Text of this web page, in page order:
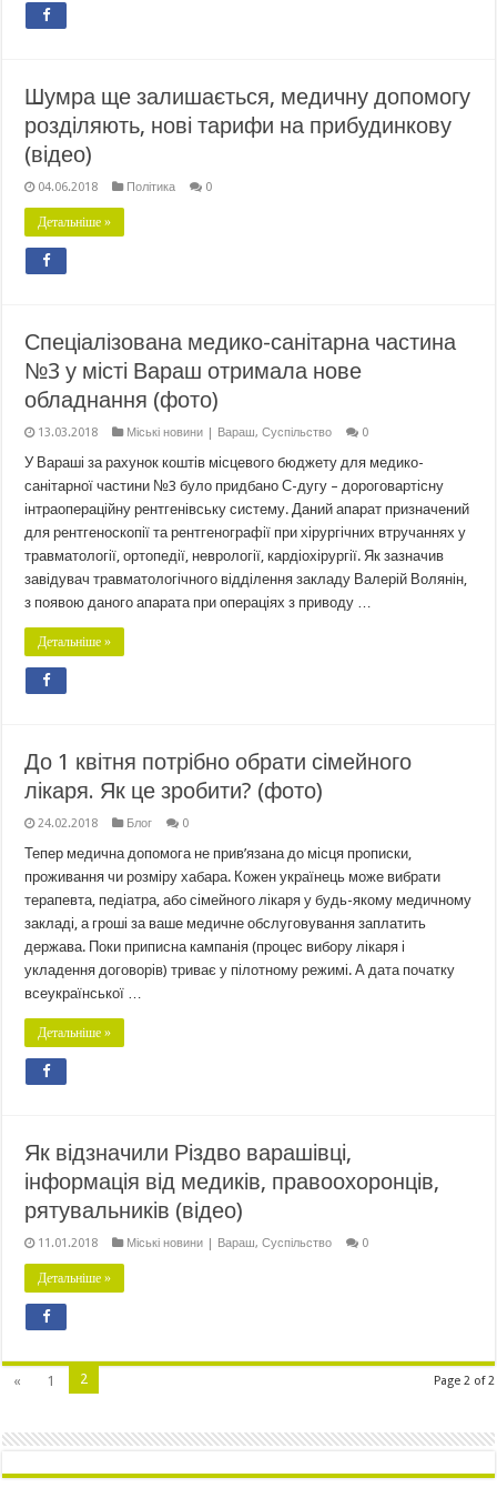
Шумра ще залишається, медичну допомогу
розділяють, нові тарифи на прибудинкову
(відео)
04.06.2018 Політика 0
Детальніше »
Спеціалізована медико-санітарна частина
№3 у місті Вараш отримала нове
обладнання (фото)
13.03.2018 Міські новини | Вараш,Суспільство 0
У Вараші за рахунок коштів місцевого бюджету для медико-
санітарної частини №3 було придбано С-дугу – дороговартісну
інтраопераційну рентгенівську систему. Даний апарат призначений
для рентгеноскопії та рентгенографії при хірургічних втручаннях у
травматології, ортопедії, неврології, кардіохірургії. Як зазначив
завідувач травматологічного відділення закладу Валерій Волянін,
з появою даного апарата при операціях з приводу …
Детальніше »
До 1 квітня потрібно обрати сімейного
лікаря. Як це зробити? (фото)
24.02.2018 Блог 0
Тепер медична допомога не прив’язана до місця прописки,
проживання чи розміру хабара. Кожен українець може вибрати
терапевта, педіатра, або сімейного лікаря у будь-якому медичному
закладі, а гроші за ваше медичне обслуговування заплатить
держава. Поки приписна кампанія (процес вибору лікаря і
укладення договорів) триває у пілотному режимі. А дата початку
всеукраїнської …
Детальніше »
Як відзначили Різдво варашівці,
інформація від медиків, правоохоронців,
рятувальників (відео)
11.01.2018 Міські новини | Вараш,Суспільство 0
Детальніше »
Page 2 of 2
« 1 2